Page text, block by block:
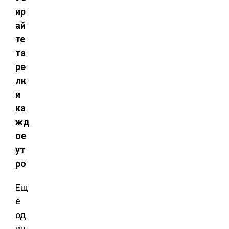
ир
ай
те
та
ре
лк
и
ка
жд
ое
ут
ро
Ещ
е
од